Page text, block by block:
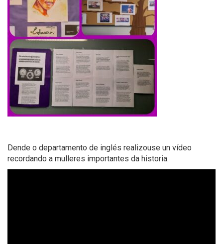
Dende o departamento de inglés realizouse un vídeo
recordando a mulleres importantes da historia.